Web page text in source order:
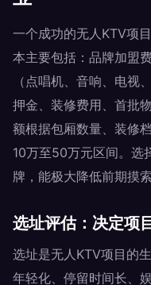
一个成功的无人KTV项
本主要包括：品牌加盟
（点唱机、音响、电视
押金、装修费用、首批
额根据包厢数量、装修
10万至50万元区间。选
牌，能极大降低前期摸
选址评估：决定项
选址是无人KTV项目的
年轻化、停留时间长、